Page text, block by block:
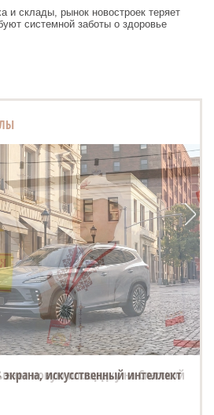
и склады, рынок новостроек теряет
системной заботы о здоровье
экрана, искусственный интеллект